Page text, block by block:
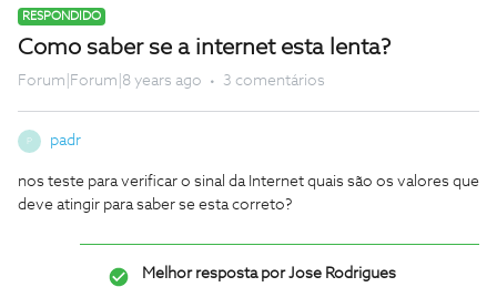
RESPONDIDO
Como saber se a internet esta lenta?
Forum|Forum|8 years ago 3 comentários
P padr
nos teste para verificar o sinal da Internet quais são os valores que
deve atingir para saber se esta correto?
Melhor resposta porJose Rodrigues